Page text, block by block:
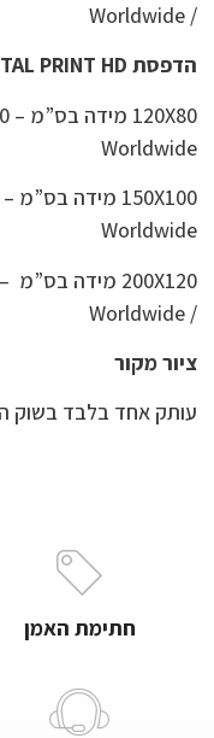
/ Worldwide
הדפסת METAL PRINT HD
Worldwide
Worldwide
/ Worldwide
ציור מקור
עותק אחד בלבד בשוק
חתימת האמן